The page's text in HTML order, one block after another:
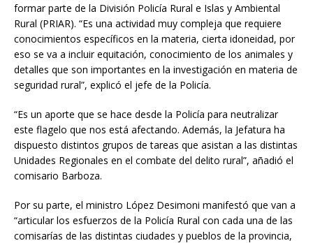
formar parte de la División Policía Rural e Islas y Ambiental
Rural (PRIAR). “Es una actividad muy compleja que requiere
conocimientos específicos en la materia, cierta idoneidad, por
eso se va a incluir equitación, conocimiento de los animales y
detalles que son importantes en la investigación en materia de
seguridad rural”, explicó el jefe de la Policía.
“Es un aporte que se hace desde la Policía para neutralizar
este flagelo que nos está afectando. Además, la Jefatura ha
dispuesto distintos grupos de tareas que asistan a las distintas
Unidades Regionales en el combate del delito rural”, añadió el
comisario Barboza.
Por su parte, el ministro López Desimoni manifestó que van a
“articular los esfuerzos de la Policía Rural con cada una de las
comisarías de las distintas ciudades y pueblos de la provincia,